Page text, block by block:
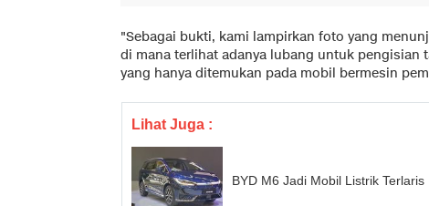
"Sebagai bukti, kami lampirkan foto yang
di mana terlihat adanya lubang untuk pengisian
yang hanya ditemukan pada mobil bermesin
Lihat Juga :
BYD M6 Jadi Mobil Listrik